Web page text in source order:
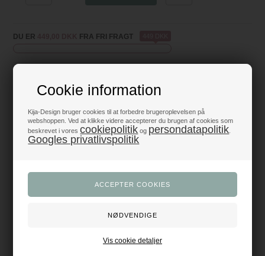
Cookie information
Kija-Design bruger cookies til at forbedre brugeroplevelsen på
webshoppen. Ved at klikke videre accepterer du brugen af cookies som
beskrevet i vorescookiepolitik og persondatapolitik
Googles privatlivspolitik
Vis cookie detaljer
DU ER FRA FRI FRAGT
- få mere fest for pengene
Produkter i topklasse
- alt til fest og dekoration
Dansk webshop
Anmeldelser